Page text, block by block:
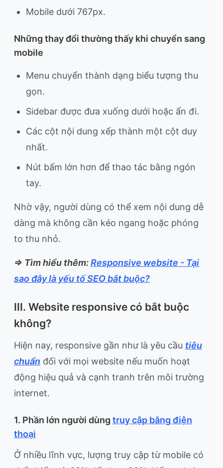
Mobile dưới 767px.
Những thay đổi thường thấy khi chuyển sang
mobile
Menu chuyển thành dạng biểu tượng thu
gọn.
Sidebar được đưa xuống dưới hoặc ẩn đi.
Các cột nội dung xếp thành một cột duy
nhất.
Nút bấm lớn hơn để thao tác bằng ngón
tay.
Nhờ vậy, người dùng có thể xem nội dung dễ
dàng mà không cần kéo ngang hoặc phóng
to thu nhỏ.
=> Tìm hiểu thêm:Responsive website - Tại
sao đây là yếu tố SEO bắt buộc?
III. Website responsive có bắt buộc
không?
Hiện nay, responsive gần như là yêu cầu tiêu
chuẩn đối với mọi website nếu muốn hoạt
động hiệu quả và cạnh tranh trên môi trường
internet.
1. Phần lớn người dùng truy cập bằng điện
thoại
Ở nhiều lĩnh vực, lượng truy cập từ mobile có